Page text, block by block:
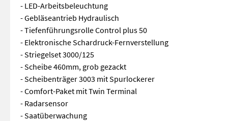
- LED-Arbeitsbeleuchtung
- Gebläseantrieb Hydraulisch
- Tiefenführungsrolle Control plus 50
- Elektronische Schardruck-Fernverstellung
- Striegelset 3000/125
- Scheibe 460mm, grob gezackt
- Scheibenträger 3003 mit Spurlockerer
- Comfort-Paket mit Twin Terminal
- Radarsensor
- Saatüberwachung